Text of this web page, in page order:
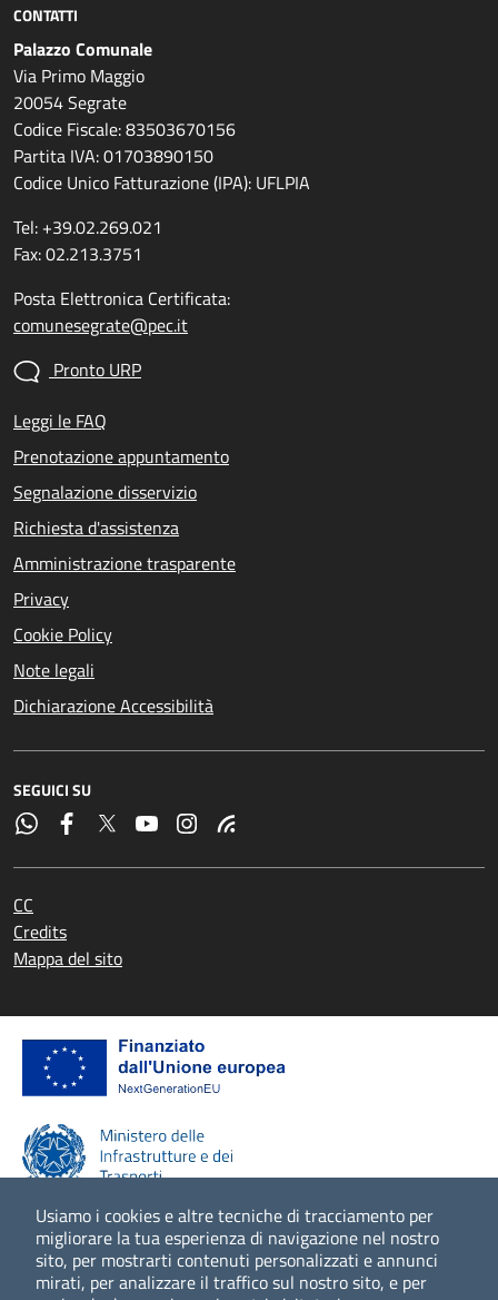
Usiamo i cookies e altre tecniche di tracciamento per
migliorare la tua esperienza di navigazione nel nostro
sito, per mostrarti contenuti personalizzati e annunci
mirati, per analizzare il traffico sul nostro sito, e per
CONTATTI
Palazzo Comunale
Via Primo Maggio
20054 Segrate
Codice Fiscale: 83503670156
Partita IVA: 01703890150
Codice Unico Fatturazione (IPA): UFLPIA
Tel: +39.02.269.021
Fax: 02.213.3751
Posta Elettronica Certificata:
comunesegrate@pec.it
Pronto URP
Leggi le FAQ
Prenotazione appuntamento
Segnalazione disservizio
Richiesta d'assistenza
Amministrazione trasparente
Privacy
Cookie Policy
Note legali
Dichiarazione Accessibilità
SEGUICI SU
CC
Credits
Mappa del sito
Scopri di più